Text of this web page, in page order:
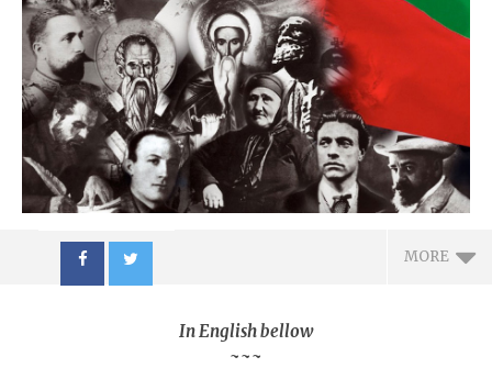
MORE
In English bellow
~~~